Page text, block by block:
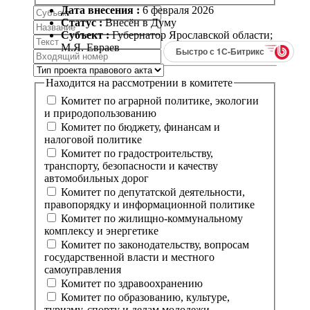
Находится на рассмотрении в комитете
Комитет по аграрной политике, экологии
и природопользованию
Комитет по бюджету, финансам и
налоговой политике
Комитет по градостроительству,
транспорту, безопасности и качеству
автомобильных дорог
Комитет по депутатской деятельности,
правопорядку и информационной политике
Комитет по жилищно-коммунальному
комплексу и энергетике
Комитет по законодательству, вопросам
государственной власти и местного
самоуправления
Комитет по здравоохранению
Комитет по образованию, культуре,
Дата внесения : 6 февраля 2026
Статус :Внесён в Думу
Субъект :Губернатор Ярославской области;
М.Я. Евраев
Быстро с 1С-Битрикс